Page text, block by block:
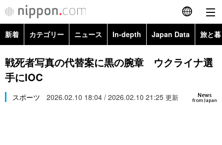
English
简体字
カテゴリー
新着 カテゴリー ニュース In-depth Japan Data 旅と
政治・外交
経済・ビジネス
Topics
戦死者写真の代替案に黒の腕章 ウクライナ選
手にIOC
News
from Japan
スポーツ 2026.02.10 18:04 / 2026.02.10 21:25 更新